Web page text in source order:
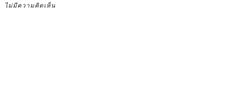
ไม่มีความคิดเห็น